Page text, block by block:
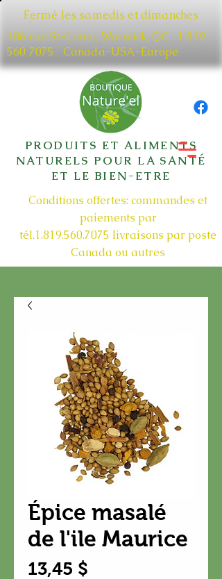
Fermé les samedis et dimanches
186 rue St-Louis, Warwick, QC​ 1.819
560 7075
Canada-USA-Europe
PRODUITS ET ALIMENTS
NATURELS POUR LA SANTÉ
ET LE BIEN-ETRE
Conditions offertes: commandes et
paiements par
tél.1.819.560.7075 livraisons par poste
Canada ou autres
Épice masalé
de l'ile Maurice
13,45 $